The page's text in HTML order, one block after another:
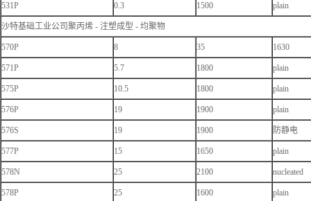
531P 0.3 1500 plain
沙特基础工业公司聚丙烯 - 注塑成型 - 均聚物
570P 8 35 1630
571P 5.7 1800 plain
575P 10.5 1800 plain
576P 19 1900 plain
576S 19 1900 防静电
577P 15 1650 plain
578N 25 2100 nucleated
578P 25 1600 plain